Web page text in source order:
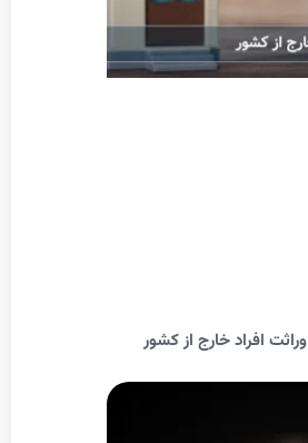
خارج از کشور